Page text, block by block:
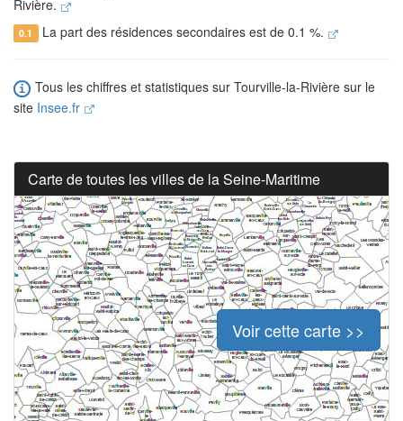
Rivière.
0.1 La part des résidences secondaires est de 0.1 %.
Tous les chiffres et statistiques sur Tourville-la-Rivière sur le
site Insee.fr
Carte de toutes les villes de la Seine-Maritime
Voir cette carte >>